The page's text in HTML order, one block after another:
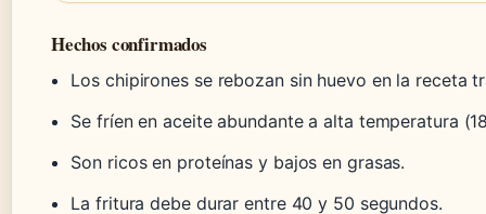
Hechos confirmados
Los chipirones se rebozan sin huevo en la receta
Se fríen en aceite abundante a alta temperatura
Son ricos en proteínas y bajos en grasas.
La fritura debe durar entre 40 y 50 segundos.